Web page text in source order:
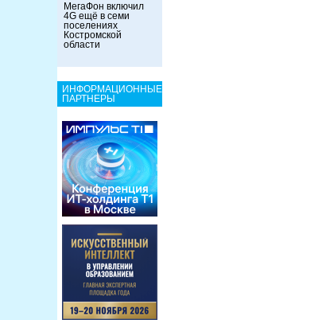
МегаФон включил
4G ещё в семи
поселениях
Костромской
области
ИНФОРМАЦИОННЫЕ
ПАРТНЕРЫ